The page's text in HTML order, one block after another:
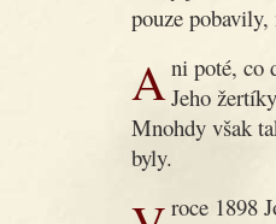
pouze
Ani poté, co dobrý dědoušek zemřel, nezapomnělo se na něj.Jeho
Mnohdy však
byly.